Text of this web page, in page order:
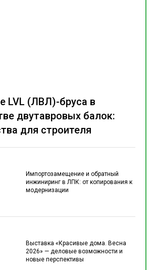
Импортозамещение и обратный
инжиниринг в ЛПК: от копирования к
модернизации
Выставка «Красивые дома. Весна
2026» — деловые возможности и
новые перспективы
LVL (ЛВЛ)-бруса в
двутавровых балок:
для строителя